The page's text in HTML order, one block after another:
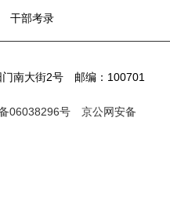
干部考录
门南大街2号 邮编：100701
06038296号
京公网安备